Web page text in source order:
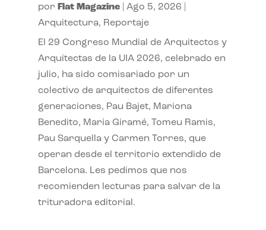
por Flat Magazine| Ago 5, 2026
Arquitectura, Reportaje
El 29 Congreso Mundial de Arquitectos y
Arquitectas de la UIA 2026, celebrado en
julio, ha sido comisariado por un
colectivo de arquitectos de diferentes
generaciones, Pau Bajet, Mariona
Benedito, Maria Giramé, Tomeu Ramis,
Pau Sarquella y Carmen Torres, que
operan desde el territorio extendido de
Barcelona. Les pedimos que nos
recomienden lecturas para salvar de la
trituradora editorial.